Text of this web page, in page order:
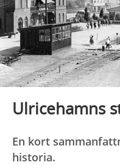
Ulricehamns
En kort
historia.